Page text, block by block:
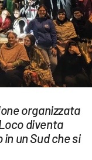
organizzata
diventa
un Sud che si